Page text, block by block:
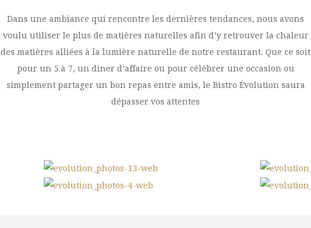
Dans une ambiance qui rencontre les dernières tendances, nous avons
voulu utiliser le plus de matières naturelles afin d’y retrouver la chaleur
des matières alliées à la lumière naturelle de notre restaurant. Que ce soit
pour un 5 à 7, un diner d’affaire ou pour célébrer une occasion ou
simplement partager un bon repas entre amis, le Bistro Évolution saura
dépasser vos attentes